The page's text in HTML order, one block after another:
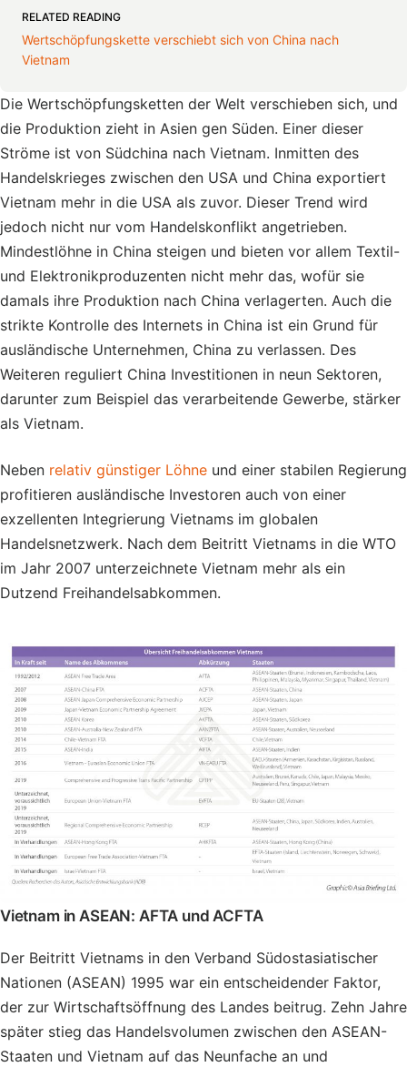
RELATED READING
Wertschöpfungskette verschiebt sich von China nach
Vietnam
Die Wertschöpfungsketten der Welt verschieben sich, und
die Produktion zieht in Asien gen Süden. Einer dieser
Ströme ist von Südchina nach Vietnam. Inmitten des
Handelskrieges zwischen den USA und China exportiert
Vietnam mehr in die USA als zuvor. Dieser Trend wird
jedoch nicht nur vom Handelskonflikt angetrieben.
Mindestlöhne in China steigen und bieten vor allem Textil-
und Elektronikproduzenten nicht mehr das, wofür sie
damals ihre Produktion nach China verlagerten. Auch die
strikte Kontrolle des Internets in China ist ein Grund für
ausländische Unternehmen, China zu verlassen. Des
Weiteren reguliert China Investitionen in neun Sektoren,
darunter zum Beispiel das verarbeitende Gewerbe, stärker
als Vietnam.
Neben relativ günstiger Löhne und einer stabilen Regierung
profitieren ausländische Investoren auch von einer
exzellenten Integrierung Vietnams im globalen
Handelsnetzwerk. Nach dem Beitritt Vietnams in die WTO
im Jahr 2007 unterzeichnete Vietnam mehr als ein
Dutzend Freihandelsabkommen.
Vietnam in ASEAN: AFTA und ACFTA
Der Beitritt Vietnams in den Verband Südostasiatischer
Nationen (ASEAN) 1995 war ein entscheidender Faktor,
der zur Wirtschaftsöffnung des Landes beitrug. Zehn Jahre
später stieg das Handelsvolumen zwischen den ASEAN-
Staaten und Vietnam auf das Neunfache an und